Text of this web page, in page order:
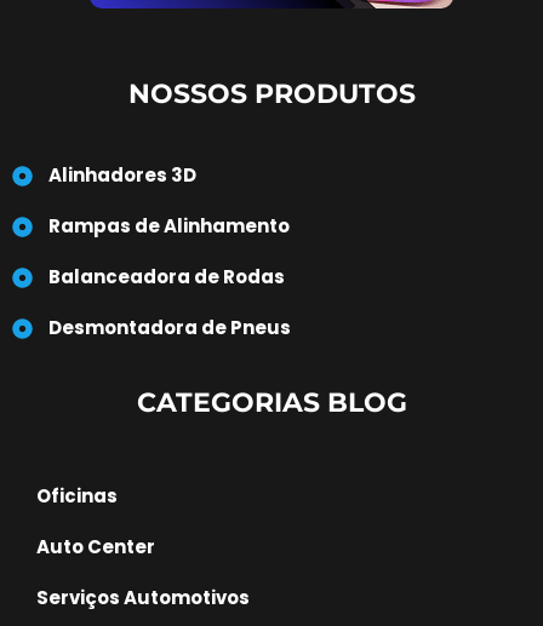
NOSSOS PRODUTOS
Alinhadores 3D
Rampas de Alinhamento
Balanceadora de Rodas
Desmontadora de Pneus
CATEGORIAS BLOG
Oficinas
Auto Center
Serviços Automotivos